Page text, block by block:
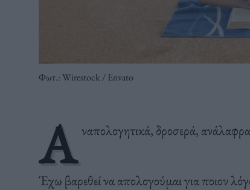
Φωτ.: Wirestock / Envato
Α ναπολογητικά, δροσερά,
Έχω βαρεθεί να απολογούμαι για ποιον